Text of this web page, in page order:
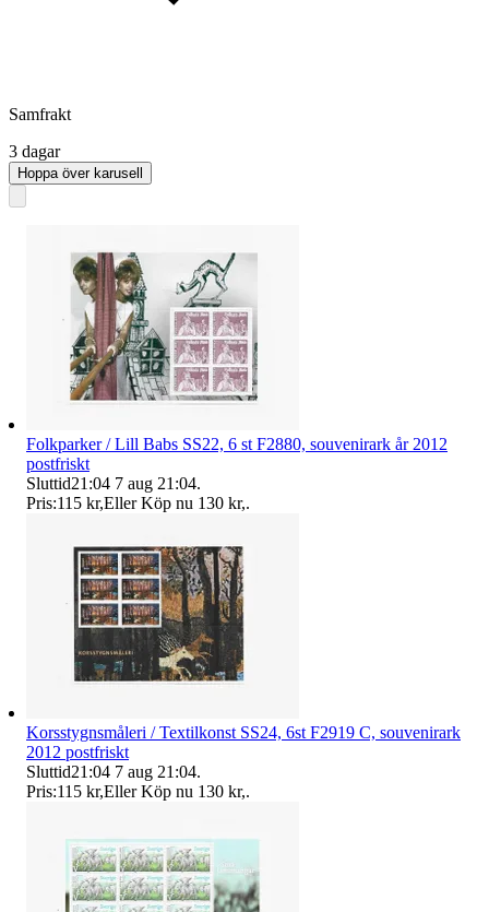
Samfrakt
3 dagar
Hoppa över karusell
Folkparker / Lill Babs SS22, 6 st F2880, souvenirark år 2012
postfriskt
Sluttid21:04 7 aug 21:04.
Pris:115 kr,Eller Köp nu 130 kr,.
Korsstygnsmåleri / Textilkonst SS24, 6st F2919 C, souvenirark
2012 postfriskt
Sluttid21:04 7 aug 21:04.
Pris:115 kr,Eller Köp nu 130 kr,.